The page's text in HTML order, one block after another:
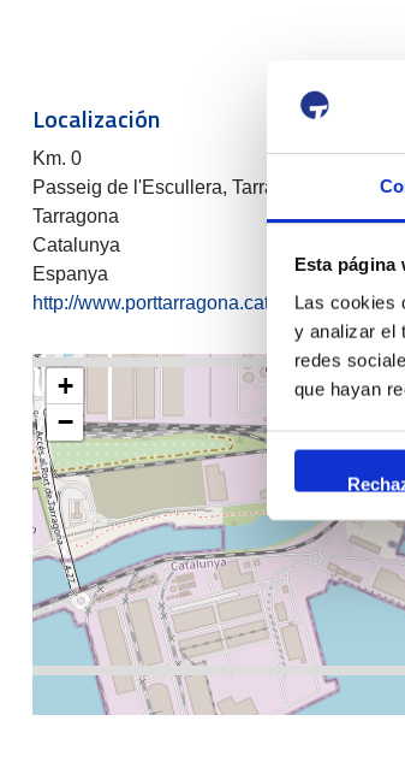
Esta página
Las cookies
y analizar el
redes
que hayan
Localización
Km. 0
Passeig de l'Escullera, Tarragona
Tarragona
Catalunya
Espanya
http://www.porttarragona.cat/ca/port-i-ciutat/
+
−